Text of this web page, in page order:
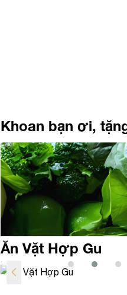
Khoan bạn ơi,
Ăn Vặt Hợp Gu